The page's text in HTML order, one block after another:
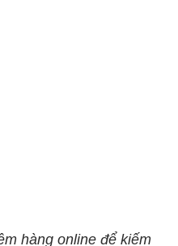
hàng online để kiếm